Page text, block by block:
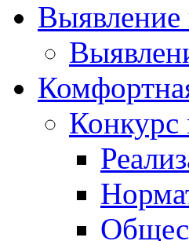
Выявление
Конкурс